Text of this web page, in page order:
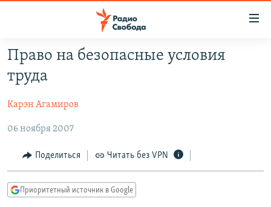
упрощенного
доступа
содержанию
Вернутся
главной
навигации
ПРОГРАММЫ
ПОДКАСТЫ
АВТОРСКИЕ ПРОЕКТЫ
ЦИТАТЫ СВОБОДЫ
МНЕНИЯ
КУЛЬТУРА
IDEL.РЕАЛИИ
Право на безопасные условия
труда
Карэн Агамиров
06 ноября 2007
Поделиться Читать без VPN
Приоритетный источник в Google